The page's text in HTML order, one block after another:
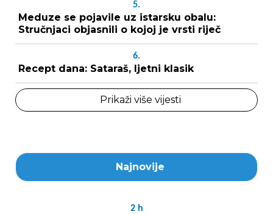
5.
Meduze se pojavile uz istarsku obalu:
Stručnjaci objasnili o kojoj je vrsti riječ
6.
Recept dana: Sataraš, ljetni klasik
Prikaži više vijesti
Najnovije
2 h